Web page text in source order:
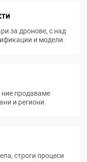
за дронове, с над
и модели.
ние продаваме
и региони.
строги процеси